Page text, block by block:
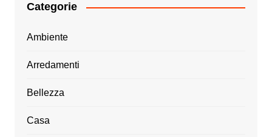
Categorie
Ambiente
Arredamenti
Bellezza
Casa